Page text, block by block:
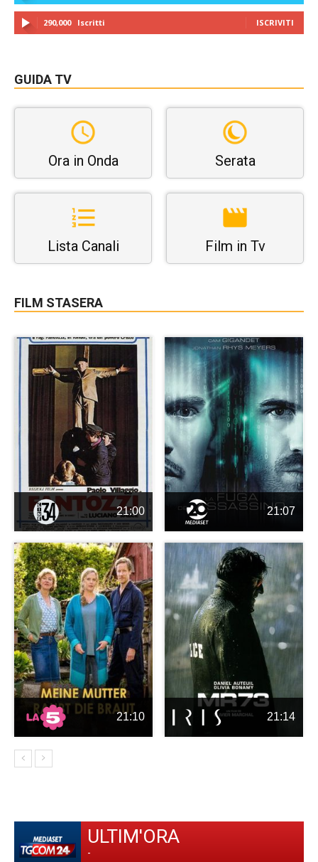
290,000 Iscritti ISCRIVITI
GUIDA TV
Ora in Onda Serata
Lista Canali Film in Tv
FILM STASERA
21:00 21:07
21:10 21:14
ULTIM'ORA
-